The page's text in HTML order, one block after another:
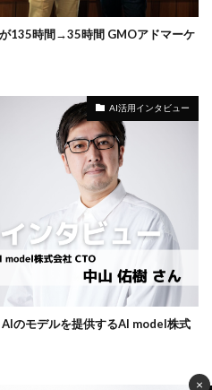
135時間→35時間 GMOアドマーケ
AI活用インタビュー
のモデルを提供するAI model株式
×